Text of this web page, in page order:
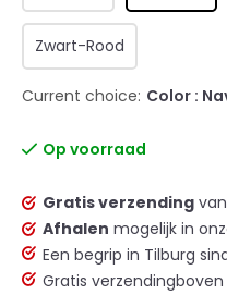
Zwart-Rood
Current choice: Color :
Op voorraad
Gratis verzending
Afhalen mogelijk in
Een begrip in Tilburg
Gratis verzending